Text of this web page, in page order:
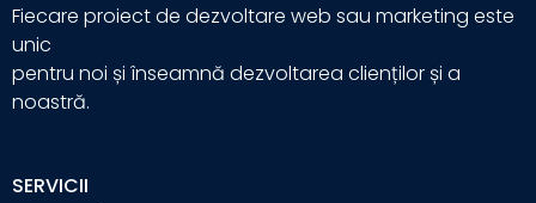
Fiecare proiect de dezvoltare web sau marketing este
unic
pentru noi și înseamnă dezvoltarea clienților și a
noastră.
SERVICII